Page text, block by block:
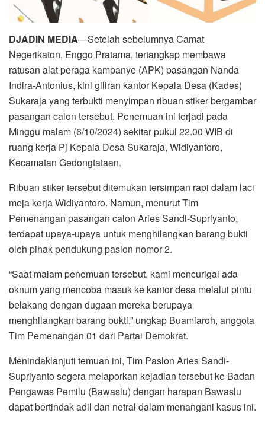
DJADIN MEDIA—Setelah sebelumnya Camat
Negerikaton, Enggo Pratama, tertangkap membawa
ratusan alat peraga kampanye (APK) pasangan Nanda
Indira-Antonius, kini giliran kantor Kepala Desa (Kades)
Sukaraja yang terbukti menyimpan ribuan stiker bergambar
pasangan calon tersebut. Penemuan ini terjadi pada
Minggu malam (6/10/2024) sekitar pukul 22.00 WIB di
ruang kerja Pj Kepala Desa Sukaraja, Widiyantoro,
Kecamatan Gedongtataan.
Ribuan stiker tersebut ditemukan tersimpan rapi dalam laci
meja kerja Widiyantoro. Namun, menurut Tim
Pemenangan pasangan calon Aries Sandi-Supriyanto,
terdapat upaya-upaya untuk menghilangkan barang bukti
oleh pihak pendukung paslon nomor 2.
“Saat malam penemuan tersebut, kami mencurigai ada
oknum yang mencoba masuk ke kantor desa melalui pintu
belakang dengan dugaan mereka berupaya
menghilangkan barang bukti,” ungkap Buamiaroh, anggota
Tim Pemenangan 01 dari Partai Demokrat.
Menindaklanjuti temuan ini, Tim Paslon Aries Sandi-
Supriyanto segera melaporkan kejadian tersebut ke Badan
Pengawas Pemilu (Bawaslu) dengan harapan Bawaslu
dapat bertindak adil dan netral dalam menangani kasus ini.